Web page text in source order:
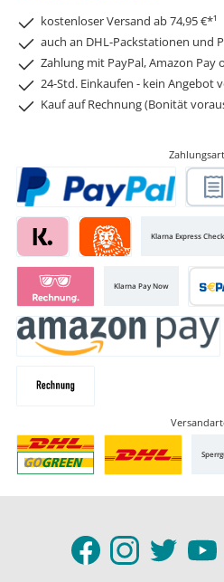
kostenloser Versand ab 74,95 €*¹
auch an DHL-Packstationen und
Zahlung mit PayPal, Amazon Pay
24-Std. Einkaufen - kein Angebot
Kauf auf Rechnung (Bonität
Klarna Express
Klarna Pay Now